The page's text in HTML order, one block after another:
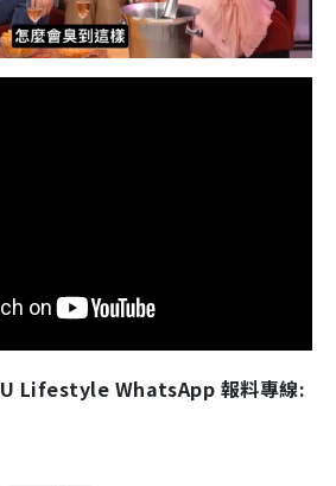
U Lifestyle WhatsApp 報料專線: